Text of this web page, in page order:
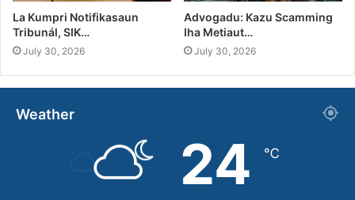
La Kumpri Notifikasaun
Tribunál, SIK…
July 30, 2026
Advogadu: Kazu Scamming
Iha Metiaut…
July 30, 2026
Weather
24 ℃